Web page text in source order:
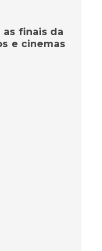
finais da
e cinemas